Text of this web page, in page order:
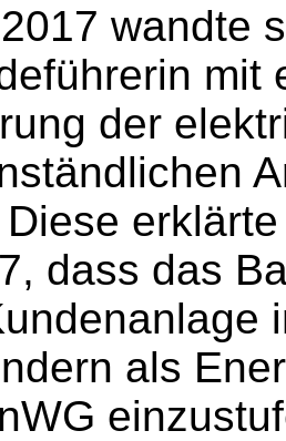
wandte
mit
der
dass das
als